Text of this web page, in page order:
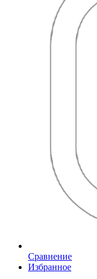
Сравнение
Избранное